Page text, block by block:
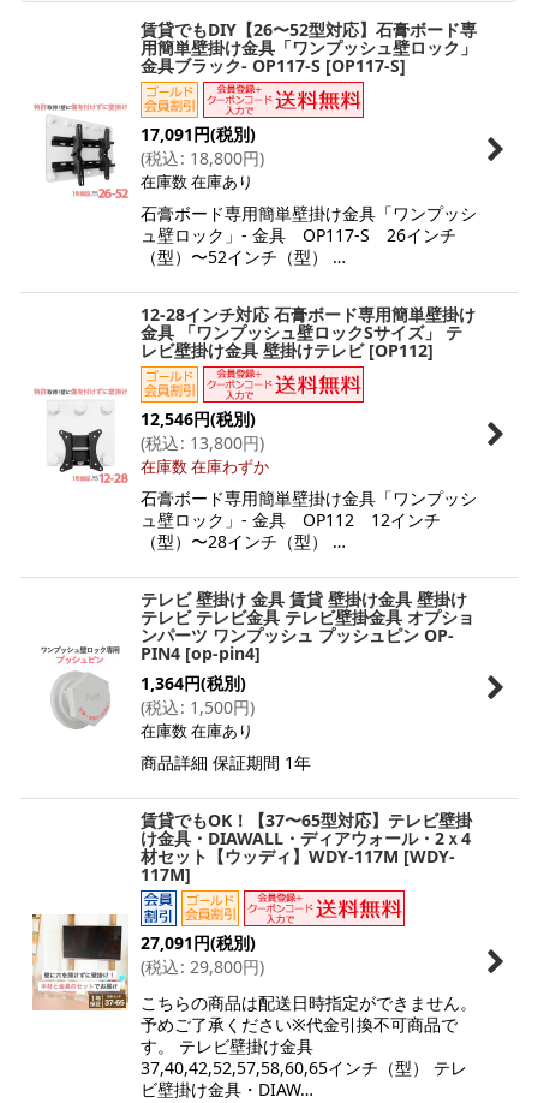
賃貸でもDIY【26〜52型対応】石膏ボード専
用簡単壁掛け金具「ワンプッシュ壁ロック」
金具ブラック- OP117-S [OP117-S]
17,091円(税別)
(税込: 18,800円)
在庫数 在庫あり
石膏ボード専用簡単壁掛け金具「ワンプッシ
ュ壁ロック」- 金具 OP117-S 26インチ
（型）〜52インチ（型） …
12-28インチ対応 石膏ボード専用簡単壁掛け
金具 「ワンプッシュ壁ロックSサイズ」 テ
レビ壁掛け金具 壁掛けテレビ [OP112]
12,546円(税別)
(税込: 13,800円)
在庫数 在庫わずか
石膏ボード専用簡単壁掛け金具「ワンプッシ
ュ壁ロック」- 金具 OP112 12インチ
（型）〜28インチ（型） …
テレビ 壁掛け 金具 賃貸 壁掛け金具 壁掛け
テレビ テレビ金具 テレビ壁掛金具 オプショ
ンパーツ ワンプッシュ プッシュピン OP-
PIN4 [op-pin4]
1,364円(税別)
(税込: 1,500円)
在庫数 在庫あり
商品詳細 保証期間 1年
賃貸でもOK！【37〜65型対応】テレビ壁掛
け金具・DIAWALL・ディアウォール・2ｘ4
材セット【ウッディ】WDY-117M [WDY-
117M]
27,091円(税別)
(税込: 29,800円)
こちらの商品は配送日時指定ができません。
予めご了承ください※代金引換不可商品で
す。 テレビ壁掛け金具
37,40,42,52,57,58,60,65インチ（型） テレ
ビ壁掛け金具・DIAW…